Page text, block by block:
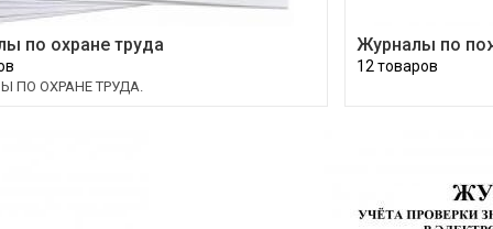
по охране труда
ПО ОХРАНЕ ТРУДА.
Журналы по
12 товаров